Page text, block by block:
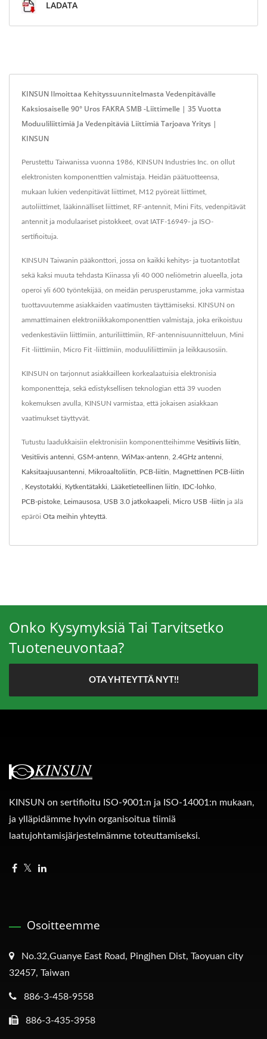
LADATA
KINSUN Ilmoittaa Kehityssuunnitelmasta Vedenpitävälle
Kaksiosaiselle 90° Uros FAKRA SMB -liittimelle | 35 Vuotta
Moduuliliittimiä Ja Vedenpitäviä Liittimiä Tarjoava Yritys |
KINSUN
Perustettu Taiwanissa vuonna 1986, KINSUN Industries Inc. on ollut
elektronisten komponenttien valmistaja. Heidän päätuotteensa,
mukaan lukien vedenpitävät liittimet, M12 pyöreät liittimet,
autoliittimet, lääkinnälliset liittimet, RF-antennit, Mini Fits, vedenpitävät
antennit ja modulaariset pistokkeet, ovat IATF-16949- ja ISO-
sertifioituja.
KINSUN Taiwanin pääkonttori, jossa on kaikki kehitys- ja tuotantotilat
sekä kaksi muuta tehdasta Kiinassa yli 40 000 neliömetrin alueella, jota
operoi yli 600 työntekijää, on meidän perusperustamme, joka varmistaa
tuottavuutemme asiakkaiden vaatimusten täyttämiseksi. KINSUN on
ammattimainen elektroniikkakomponenttien valmistaja, joka erikoistuu
vedenkestäviin liittimiin, anturiliittimiin, RF-antennisuunnitteluun, Mini
Fit -liittimiin, Micro Fit -liittimiin, moduuliliittimiin ja leikkausosiin.
KINSUN on tarjonnut asiakkailleen korkealaatuisia elektronisia
komponentteja, sekä edistyksellisen teknologian että 39 vuoden
kokemuksen avulla, KINSUN varmistaa, että jokaisen asiakkaan
vaatimukset täyttyvät.
Tutustu laadukkaisiin elektronisiin komponentteihimme Vesitiivis liitin
Vesitiivis antenni GSM-antenn WiMax-antenn 2.4GHz antenni
Kaksitaajuusantenni Mikroaaltoliitin PCB-liitin Magnettinen PCB-liitin
Keystotakki Kytkentätakki Lääketieteellinen liitin IDC-lohko
PCB-pistoke Leimausosa USB 3.0 jatkokaapeli Micro USB -liitin ja älä
epäröi Ota meihin yhteyttä
Onko Kysymyksiä Tai Tarvitsetko
Tuoteneuvontaa?
OTA YHTEYTTÄ NYT!!
KINSUN on sertifioitu ISO-9001:n ja ISO-14001:n mukaan,
ja ylläpidämme hyvin organisoitua tiimiä
laatujohtamisjärjestelmämme toteuttamiseksi.
Osoitteemme
No.32,Guanye East Road, Pingjhen Dist, Taoyuan city
32457, Taiwan
886-3-458-9558
886-3-435-3958